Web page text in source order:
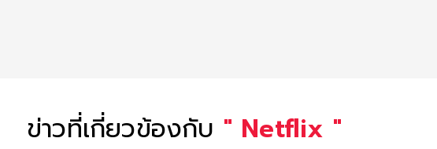
ข่าวที่เกี่ยวข้องกับ " Netflix "